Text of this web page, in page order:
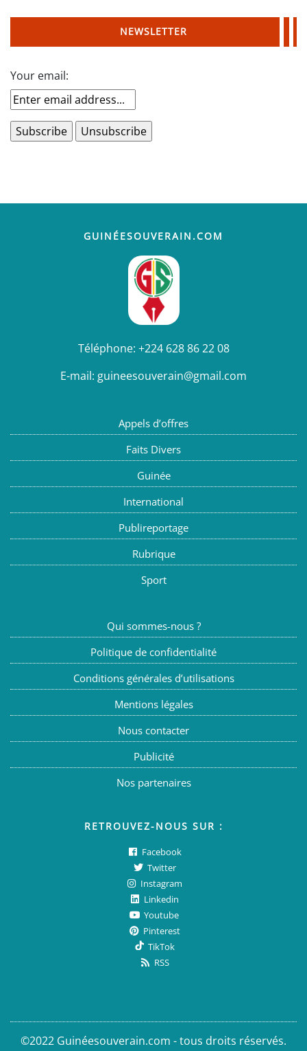
NEWSLETTER
Your email:
GUINÉESOUVERAIN.COM
Téléphone: +224 628 86 22 08
E-mail: guineesouverain@gmail.com
Appels d’offres
Faits Divers
Guinée
International
Publireportage
Rubrique
Sport
Qui sommes-nous ?
Politique de confidentialité
Conditions générales d’utilisations
Mentions légales
Nous contacter
Publicité
Nos partenaires
RETROUVEZ-NOUS SUR :
Facebook
Twitter
Instagram
Linkedin
Youtube
Pinterest
TikTok
RSS
©2022 Guinéesouverain.com - tous droits réservés.